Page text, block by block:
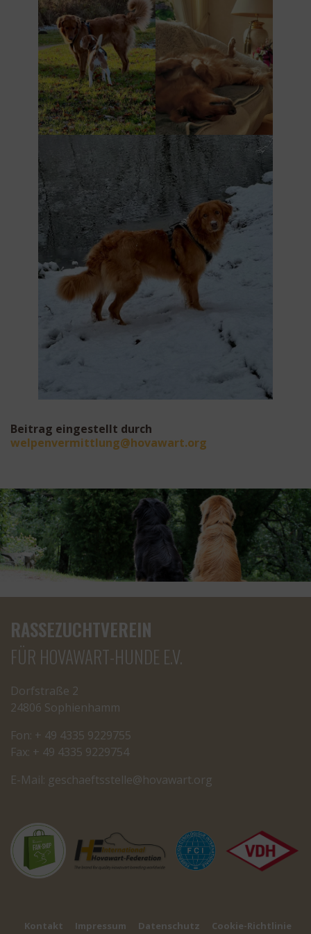
Beitrag eingestellt durch
gro.t
rawav
oh@gn
ultti
mrevn
eplew
RASSEZUCHTVEREIN
FÜR HOVAWART-HUNDE E.V.
Dorfstraße 2
24806 Sophienhamm
Fon: + 49 4335 9229755
Fax: + 49 4335 9229754
E-Mail:
gro.t
rawav
oh@el
letss
tfeah
cseg
Kontakt Impressum Datenschutz Cookie-Richtlinie